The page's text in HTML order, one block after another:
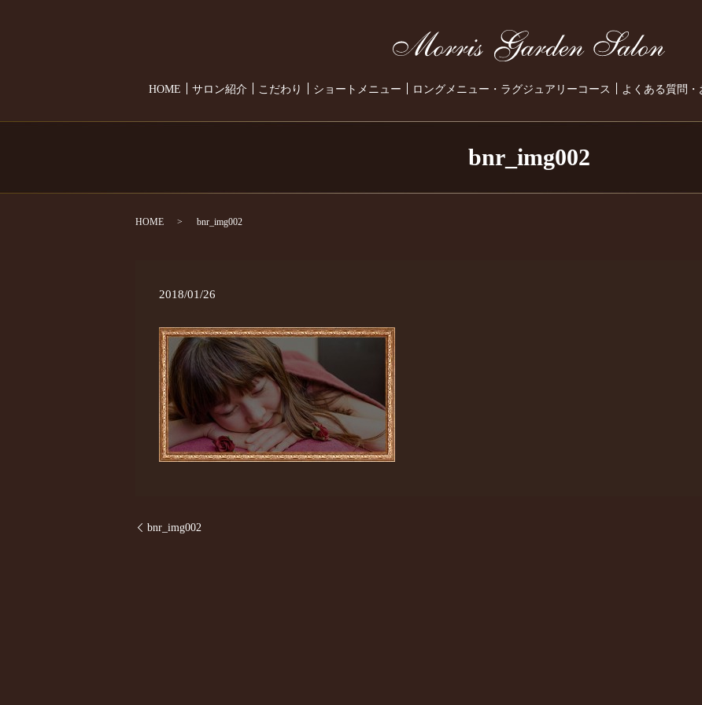
HOME サロン紹介 こだわり ショートメニュー ロングメニュー・ラグジュアリーコース よくある質問・
bnr_img002
HOME bnr_img002
2018/01/26
bnr_img002